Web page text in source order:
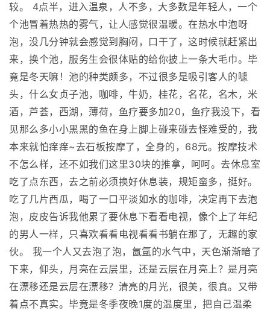
较。 4点半，进入温泉，人不多，大多数是年轻人，一个
个池冒着热热的雾气，让人感觉很温暖。在热水中泡呀
泡，没几分钟就会感觉到胸闷，口干了，这时候就赶紧出
来，换个池，服务生会很体贴的给你披上一条大毛巾。毕
竟是冬天嘛！池的种类颇多，不过很多是吸引客人的噱
头，什么女贞子池，咖啡，牛奶，桂花，名花，名木，米
酒，芦荟，西湖，薄荷，鱼疗要多加20，鱼疗我没下，看
见那么多小小黑黑的鱼在身上脚上碰来碰去怪难受的，我
本来就怕痒痒~去石板按摩了，全身的，68元。按摩技术
不怎么样，还不如我们这里30块的推拿，呵呵。去休息室
吃了点东西，去之前必须换好休息装，规矩蛮多，挺好。
吃了几片西瓜，喝了一口平淡如水的咖啡，决定再下去泡
泡，皮皮告诉我他累了要休息下看看电视，像个上了年纪
的男人一样，只喜欢看看电视看看书躺在那了，无趣的家
伙。 我一个人又去泡了泡，氤氲的水气中，天色渐渐暗了
下来，仰头，月亮在云层里，还是云层在月亮上？是月亮
在漂移还是云层在漂移？清亮的月光，很美，很真。又带
着点不真实。毕竟是冬季夜晚1度的温度里，把自己温柔